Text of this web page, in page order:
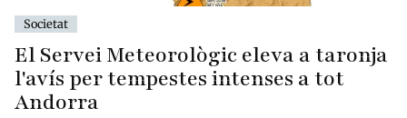
Societat
El Servei Meteorològic eleva a taronja
l'avís per tempestes intenses a tot
Andorra